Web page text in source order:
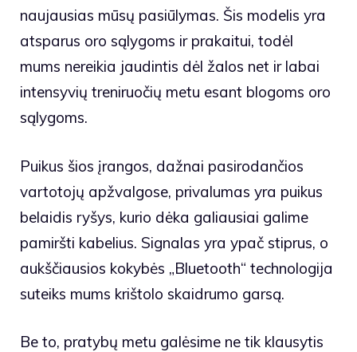
naujausias mūsų pasiūlymas. Šis modelis yra
atsparus oro sąlygoms ir prakaitui, todėl
mums nereikia jaudintis dėl žalos net ir labai
intensyvių treniruočių metu esant blogoms oro
sąlygoms.
Puikus šios įrangos, dažnai pasirodančios
vartotojų apžvalgose, privalumas yra puikus
belaidis ryšys, kurio dėka galiausiai galime
pamiršti kabelius. Signalas yra ypač stiprus, o
aukščiausios kokybės „Bluetooth“ technologija
suteiks mums krištolo skaidrumo garsą.
Be to, pratybų metu galėsime ne tik klausytis